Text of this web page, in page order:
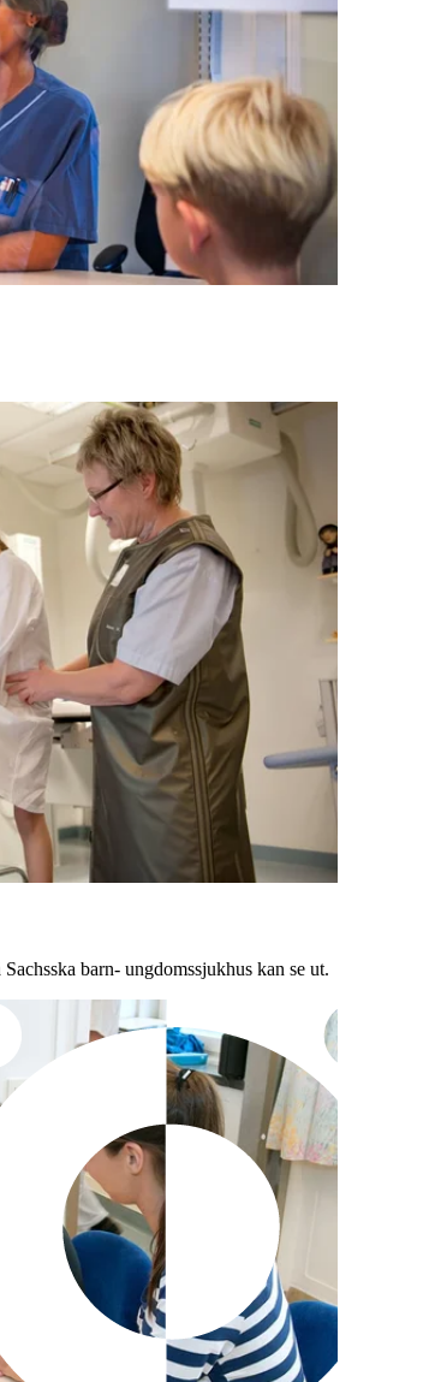
barn- ungdomssjukhus kan se ut.